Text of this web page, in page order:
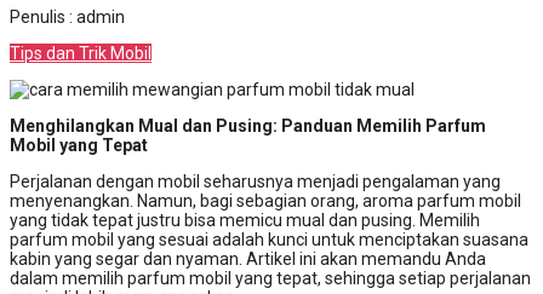
Penulis : admin
Tips dan Trik Mobil
Menghilangkan Mual dan Pusing: Panduan Memilih Parfum
Mobil yang Tepat
Perjalanan dengan mobil seharusnya menjadi pengalaman yang
menyenangkan. Namun, bagi sebagian orang, aroma parfum mobil
yang tidak tepat justru bisa memicu mual dan pusing. Memilih
parfum mobil yang sesuai adalah kunci untuk menciptakan suasana
kabin yang segar dan nyaman. Artikel ini akan memandu Anda
dalam memilih parfum mobil yang tepat, sehingga setiap perjalanan